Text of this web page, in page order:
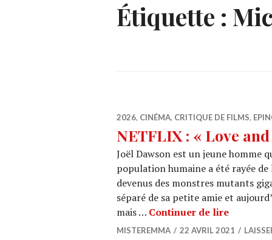
Étiquette :
2026, CINÉMA, CRITIQUE DE FILMS,
NETFLIX : « Love
Joël Dawson est un jeune homme
population humaine a été rayée
devenus des monstres mutants
séparé de sa petite amie et
mais … Continuer de lire
MISTEREMMA 22 AVRIL 2021